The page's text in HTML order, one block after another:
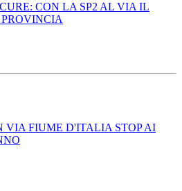
CON LA SP2 AL VIA IL
VIA FIUME D'ITALIA STOP AI